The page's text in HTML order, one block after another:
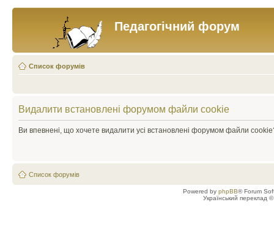
Педагогічний форум
Список форумів
Видалити встановлені форумом файли cookie
Ви впевнені, що хочете видалити усі встановлені форумом файли
Список форумів
Powered by phpBB® Forum
Український переклад